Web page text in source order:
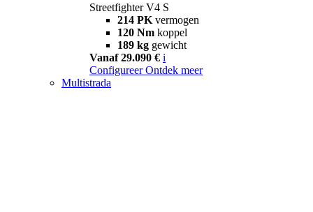
Streetfighter V4 S
214 PK vermogen
120 Nm koppel
189 kg gewicht
Vanaf 29.090 € i
Configureer Ontdek meer
Multistrada